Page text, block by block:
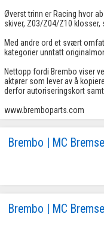
Øverst trinn er Racing hvor
skiver, Z03/Z04/Z10 klosser,
Med andre ord et svært
kategorier unntatt
Nettopp fordi Brembo viser
aktører som lever av å
derfor autoriseringskort
www.bremboparts.com
Brembo | MC
Brembo | MC